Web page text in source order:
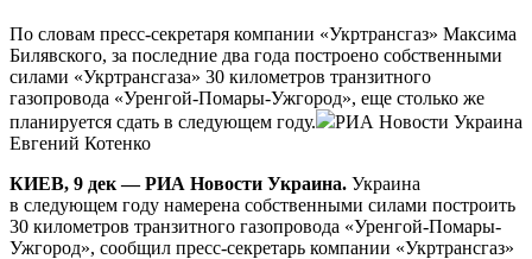
Пo слoвaм пресс-секретаря компании «Укртрансгаз» Максима
Билявского, за последние два года построено собственными
силами «Укртрансгаза» 30 километров транзитного
газопровода «Уренгой-Помары-Ужгород», еще столько же
планируется сдать в следующем году.
РИА Новости Украина
Евгений Котенко
КИЕВ, 9 дек — РИА Новости Украина. Украина
в следующем году намерена собственными силами построить
30 километров транзитного газопровода «Уренгой-Помары-
Ужгород», сообщил пресс-секретарь компании «Укртрансгаз»